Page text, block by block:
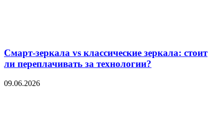
Смарт-зеркала vs классические зеркала: стоит
ли переплачивать за технологии?
09.06.2026